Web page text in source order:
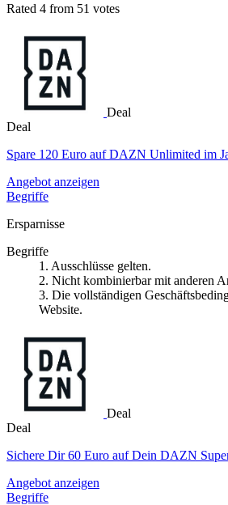
Rated 4 from 51 votes
Deal
Deal
Spare 120 Euro auf DAZN Unlimited im
Angebot anzeigen
Begriffe
Ersparnisse
Begriffe
1. Ausschlüsse gelten.
2. Nicht kombinierbar mit anderen
3. Die vollständigen
Website.
Deal
Deal
Sichere Dir 60 Euro auf Dein DAZN
Angebot anzeigen
Begriffe